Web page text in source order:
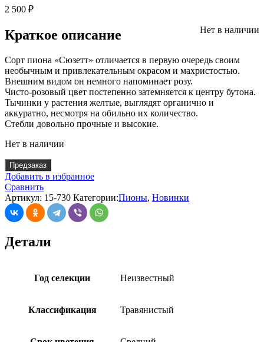
2 500 ₽
Нет в наличии
Краткое описание
Сорт пиона «Сюзетт» отличается в первую очередь своим
необычным и привлекательным окрасом и махристостью.
Внешним видом он немного напоминает розу.
Чисто-розовый цвет постепенно затемняется к центру бутона.
Тычинки у растения желтые, выглядят органично и
аккуратно, несмотря на обильно их количество.
Стебли довольно прочные и высокие.
Нет в наличии
Предзаказ
Добавить в избранное
Сравнить
Артикул: 15-730 Категории:Пионы, Новинки
Детали
Год селекции Неизвестный
Классификация Травянистый